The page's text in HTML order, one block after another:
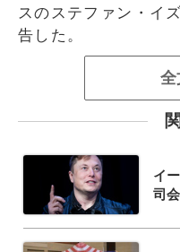
スのステファン・イ
告した。
全
イ
司